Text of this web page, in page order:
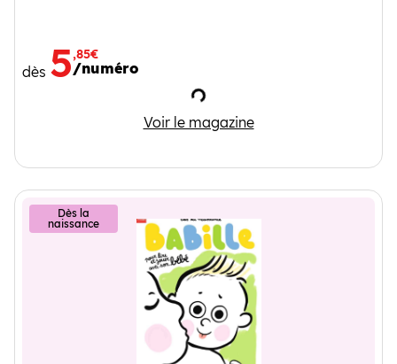
dès 5,85€
/numéro
Chargement
Voir le magazineHistoires pour les petits
Dès la
naissance